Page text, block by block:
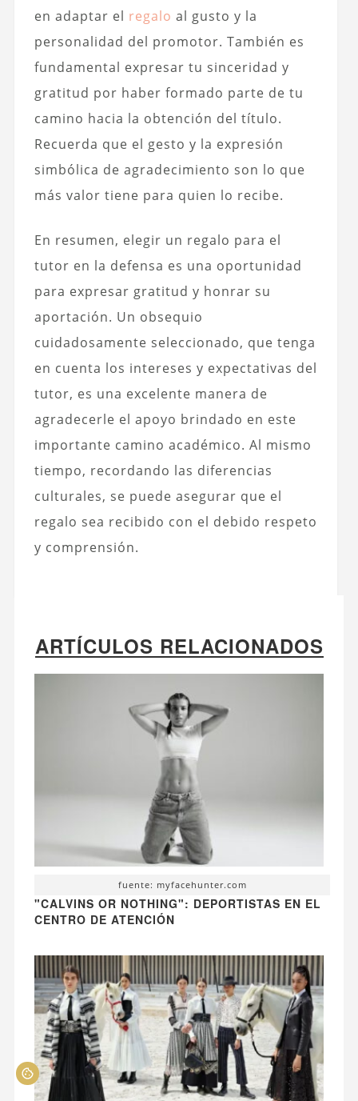
en adaptar el regalo al gusto y la
personalidad del promotor. También es
fundamental expresar tu sinceridad y
gratitud por haber formado parte de tu
camino hacia la obtención del título.
Recuerda que el gesto y la expresión
simbólica de agradecimiento son lo que
más valor tiene para quien lo recibe.
En resumen, elegir un regalo para el
tutor en la defensa es una oportunidad
para expresar gratitud y honrar su
aportación. Un obsequio
cuidadosamente seleccionado, que tenga
en cuenta los intereses y expectativas del
tutor, es una excelente manera de
agradecerle el apoyo brindado en este
importante camino académico. Al mismo
tiempo, recordando las diferencias
culturales, se puede asegurar que el
regalo sea recibido con el debido respeto
y comprensión.
ARTÍCULOS RELACIONADOS
fuente: myfacehunter.com
"CALVINS OR NOTHING": DEPORTISTAS EN EL
CENTRO DE ATENCIÓN